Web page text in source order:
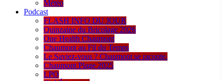
Météo
Podcast
FLASH INFO DU JOUR
Quinzaine du Bricolage 2026
One Health Chaumont
Chaumont au Fil du Temps
Le Saviez-vous ? Chaumont se raconte.
Chaumont Plage 2025
LPO